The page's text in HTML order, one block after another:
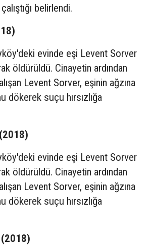
belirlendi.
evinde eşi Levent Sorver
öldürüldü. Cinayetin ardından
Levent Sorver, eşinin ağzına
dökerek suçu hırsızlığa
evinde eşi Levent Sorver
öldürüldü. Cinayetin ardından
Levent Sorver, eşinin ağzına
dökerek suçu hırsızlığa